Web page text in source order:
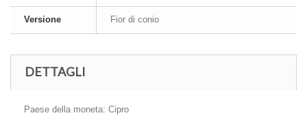
Versione Fior di conio
DETTAGLI
Paese della moneta: Cipro